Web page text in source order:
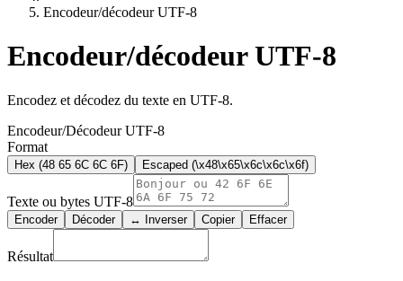
Encodeur/décodeur UTF-8
Encodeur/décodeur UTF-8
Encodez et décodez du texte en UTF-8.
Encodeur/Décodeur UTF-8
Format
Hex (48 65 6C 6C 6F) Escaped (\x48\x65\x6c\x6c\x6f)
Texte ou bytes UTF-8
Encoder Décoder ↔ Inverser Copier Effacer
Résultat